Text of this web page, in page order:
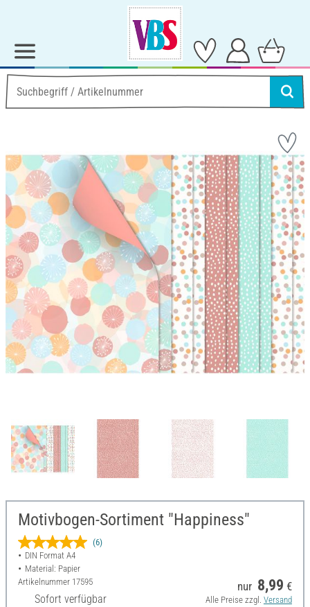
Motivbogen-Sortiment "Happiness"
(6)
DIN Format A4
Material: Papier
Artikelnummer 17595
Sofort verfügbar
nur 8,99 €
Alle Preise zzgl. Versand